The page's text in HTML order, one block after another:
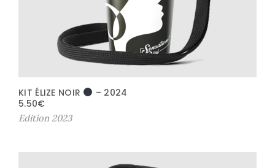
KIT ÉLIZE NOIR
– 2024
5.50€
Edition 2023